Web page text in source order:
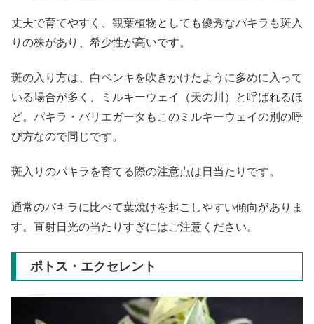
丈夫で育てやすく、観葉植物としても優秀なパキラも斑入
りの株があり、希少性が高いです。
斑の入り方は、白ペンキを吹きかけたように多めに入って
いる場合が多く、ミルキーウェイ（天の川）と呼ばれるほ
ど。パキラ・バリエガータもこのミルキーウェイの別の呼
び方なので同じです。
斑入りのパキラを育てる際の注意点は日当たりです。
通常のパキラに比べて葉焼けを起こしやすい傾向がありま
す。直射日光の当たりすぎにはご注意ください。
ポトス・エクセレント